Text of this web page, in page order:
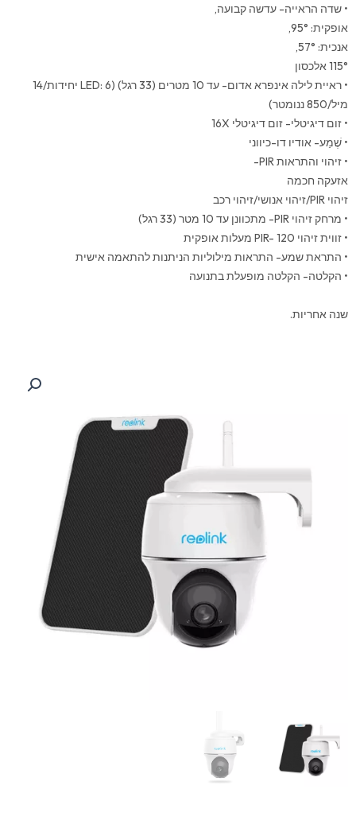
• שדה הראייה- עדשה קבועה,
אופקית: 95°,
אנכית: 57°,
115° אלכסון
• ראיית לילה אינפרא אדום- עד 10 מטרים (33 רגל) (LED: 6 יחידות/14
מיל/850 ננומטר)
• זום דיגיטלי- זום דיגיטלי 16X
• שֶׁמַע- אודיו דו-כיווני
• זיהוי והתראות PIR-
אזעקה חכמה
זיהוי PIR/זיהוי אנושי/זיהוי רכב
• מרחק זיהוי PIR- מתכוונן עד 10 מטר (33 רגל)
• זווית זיהוי PIR- 120 מעלות אופקית
• התראת שמע- התראות מילוליות הניתנות להתאמה אישית
• הקלטה- הקלטה מופעלת בתנועה
שנה אחריות.